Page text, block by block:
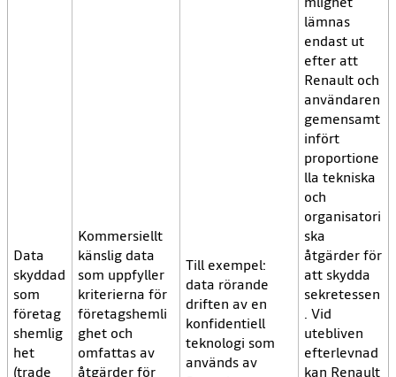
Data
skyddad
som
företag
shemlig
het
(trade
Kommersiellt
känslig data
som uppfyller
kriterierna för
företagshemli
ghet och
omfattas av
åtgärder för
Till exempel:
data rörande
driften av en
konfidentiell
teknologi som
används av
lämnas
endast ut
efter att
Renault och
användaren
gemensamt
infört
proportione
lla tekniska
och
organisatori
ska
åtgärder för
att skydda
sekretessen
. Vid
utebliven
efterlevnad
kan Renault